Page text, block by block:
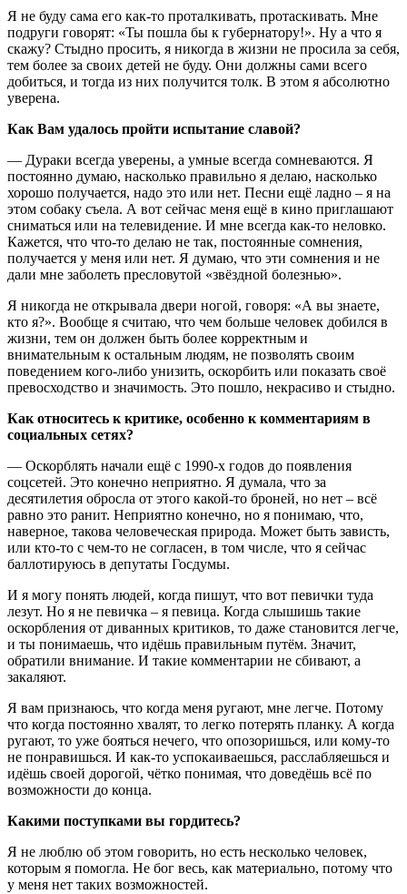
Я не буду сама его как-то проталкивать, протаскивать. Мне
подруги говорят: «Ты пошла бы к губернатору!». Ну а что я
скажу? Стыдно просить, я никогда в жизни не просила за себя,
тем более за своих детей не буду. Они должны сами всего
добиться, и тогда из них получится толк. В этом я абсолютно
уверена.
Как Вам удалось пройти испытание славой?
— Дураки всегда уверены, а умные всегда сомневаются. Я
постоянно думаю, насколько правильно я делаю, насколько
хорошо получается, надо это или нет. Песни ещё ладно – я на
этом собаку съела. А вот сейчас меня ещё в кино приглашают
сниматься или на телевидение. И мне всегда как-то неловко.
Кажется, что что-то делаю не так, постоянные сомнения,
получается у меня или нет. Я думаю, что эти сомнения и не
дали мне заболеть пресловутой «звёздной болезнью».
Я никогда не открывала двери ногой, говоря: «А вы знаете,
кто я?». Вообще я считаю, что чем больше человек добился в
жизни, тем он должен быть более корректным и
внимательным к остальным людям, не позволять своим
поведением кого-либо унизить, оскорбить или показать своё
превосходство и значимость. Это пошло, некрасиво и стыдно.
Как относитесь к критике, особенно к комментариям в
социальных сетях?
— Оскорблять начали ещё с 1990-х годов до появления
соцсетей. Это конечно неприятно. Я думала, что за
десятилетия обросла от этого какой-то броней, но нет – всё
равно это ранит. Неприятно конечно, но я понимаю, что,
наверное, такова человеческая природа. Может быть зависть,
или кто-то с чем-то не согласен, в том числе, что я сейчас
баллотируюсь в депутаты Госдумы.
И я могу понять людей, когда пишут, что вот певички туда
лезут. Но я не певичка – я певица. Когда слышишь такие
оскорбления от диванных критиков, то даже становится легче,
и ты понимаешь, что идёшь правильным путём. Значит,
обратили внимание. И такие комментарии не сбивают, а
закаляют.
Я вам признаюсь, что когда меня ругают, мне легче. Потому
что когда постоянно хвалят, то легко потерять планку. А когда
ругают, то уже бояться нечего, что опозоришься, или кому-то
не понравишься. И как-то успокаиваешься, расслабляешься и
идёшь своей дорогой, чётко понимая, что доведёшь всё по
возможности до конца.
Какими поступками вы гордитесь?
Я не люблю об этом говорить, но есть несколько человек,
которым я помогла. Не бог весь, как материально, потому что
у меня нет таких возможностей.